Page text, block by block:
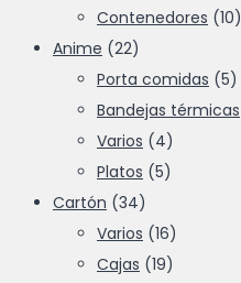
Contenedores (10)
Anime (22)
Porta comidas (5)
Bandejas térmicas
Varios (4)
Platos (5)
Cartón (34)
Varios (16)
Cajas (19)